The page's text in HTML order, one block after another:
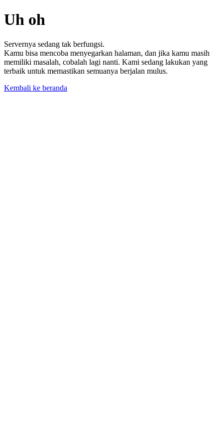
Uh oh
Servernya sedang tak berfungsi.
Kamu bisa mencoba menyegarkan halaman, dan jika kamu masih
memiliki masalah, cobalah lagi nanti. Kami sedang lakukan yang
terbaik untuk memastikan semuanya berjalan mulus.
Kembali ke beranda